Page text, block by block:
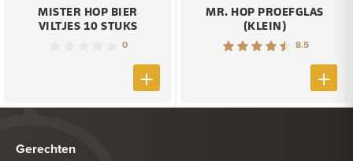
MISTER HOP BIER
VILTJES 10 STUKS
0
MR. HOP PROEFGLAS
(KLEIN)
8.5
Gerechten